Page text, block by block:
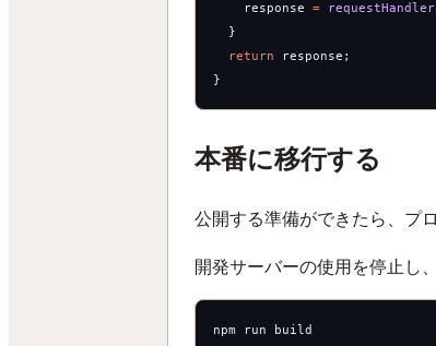
    response
= requestHandler
  }
  return
response;
}
本番に移行する
公開する準備ができたら、プ
開発サーバーの使用を停止し
npm run build